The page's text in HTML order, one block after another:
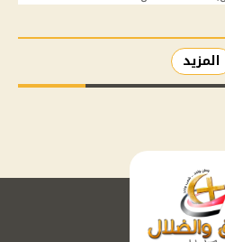
المزيد